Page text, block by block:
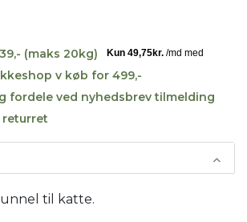
(maks 20kg)
v køb for 499,-
fordele ved nyhedsbrev tilmelding
returret
til katte.